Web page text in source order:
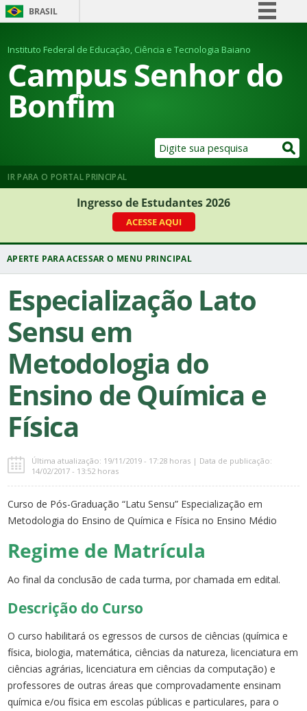
BRASIL
Comunica BR
Participe
Instituto Federal de Educação, Ciência e Tecnologia Baiano
Campus Senhor do
Bonfim
IR PARA O PORTAL PRINCIPAL
Ingresso de Estudantes 2026
ACESSE AQUI
Especialização Lato
Sensu em
Metodologia do
Ensino de Química e
Física
Última atualização: 19/11/2019 - 17:28 horas | Data de publicação:
14/02/2017 - 13:52 horas
Curso de Pós-Graduação “Latu Sensu” Especialização em
Metodologia do Ensino de Química e Física no Ensino Médio
Regime de Matrícula
Ao final da conclusão de cada turma, por chamada em edital.
Descrição do Curso
O curso habilitará os egressos de cursos de ciências (química e
física, biologia, matemática, ciências da natureza, licenciatura em
ciências agrárias, licenciatura em ciências da computação) e
professores de outras áreas que comprovadamente ensinam
química e/ou física em escolas públicas e particulares, para o